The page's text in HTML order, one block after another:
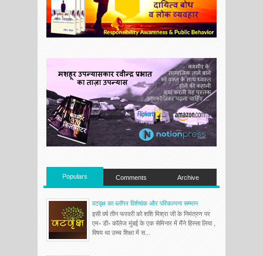
Populars Comments Archive
वटवृक्ष का ब्लॉगर विशेषांक और परिकल्पना सम्मान
इसी वर्ष तीन फरवरी को शशि मिश्रा जी के निमंत्रण पर
एम॰ डी॰ कॉलेज मुंबई के एक सेमिनार में मैंने हिस्सा लिया ,
विषय था उच्च शिक्षा में स...